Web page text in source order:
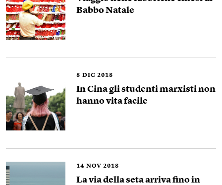
Babbo Natale
8 DIC 2018
In Cina gli studenti marxisti non
hanno vita facile
14 NOV 2018
La via della seta arriva fino in